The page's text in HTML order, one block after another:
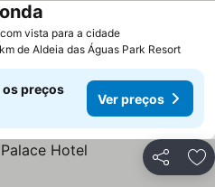
vista para a cidade
de Aldeia das Águas Park Resort
os preços
Ver preços
Partilhar